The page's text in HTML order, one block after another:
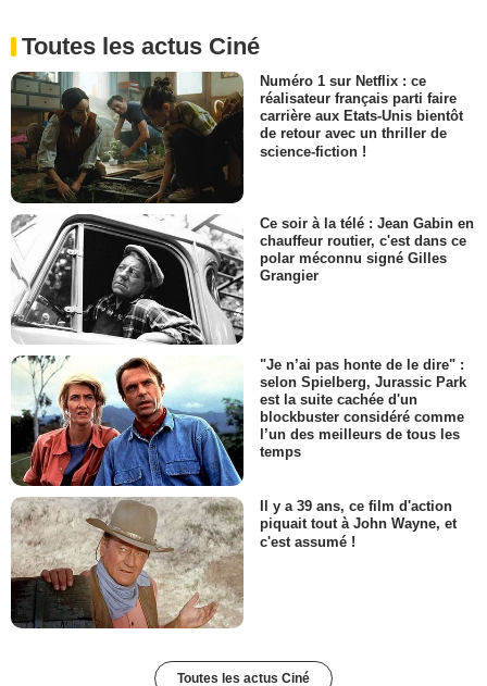
Toutes les actus Ciné
Numéro 1 sur Netflix : ce
réalisateur français parti faire
carrière aux Etats-Unis bientôt
de retour avec un thriller de
science-fiction !
Ce soir à la télé : Jean Gabin en
chauffeur routier, c'est dans ce
polar méconnu signé Gilles
Grangier
"Je n’ai pas honte de le dire" :
selon Spielberg, Jurassic Park
est la suite cachée d'un
blockbuster considéré comme
l’un des meilleurs de tous les
temps
Il y a 39 ans, ce film d'action
piquait tout à John Wayne, et
c'est assumé !
Toutes les actus Ciné